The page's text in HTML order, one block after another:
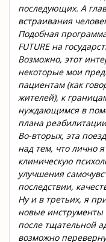
последующих. А
встраивания
Подобная
FUTURE на
Возможно, этот
некоторые мои
пациентам (как
жителей), к
нуждающимся в
плана
Во-вторых, эта
над тем, что лично
клиническую
улучшения
последствии,
Ну и в третьих, я
новые инструменты
после тщательной
возможно